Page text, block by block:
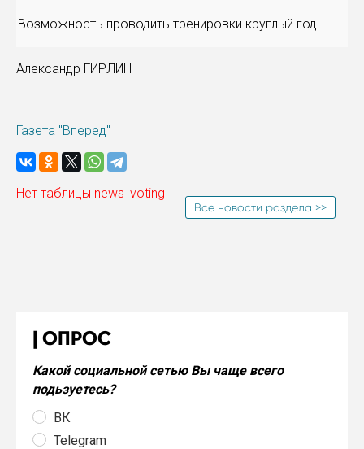
Возможность проводить тренировки круглый год
Александр ГИРЛИН
Газета "Вперед"
Нет таблицы news_voting
Все новости раздела >>
ОПРОС
Какой социальной сетью Вы чаще всего
подьзуетесь?
ВК
Telegram